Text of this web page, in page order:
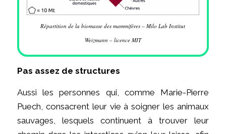
Répartition de la biomasse des mammifères – Milo Lab Institut
Weizmann – licence MIT
Pas assez de structures
Aussi les personnes qui, comme Marie-Pierre
Puech, consacrent leur vie à soigner les animaux
sauvages, lesquels continuent à trouver leur